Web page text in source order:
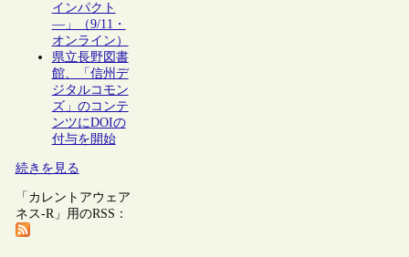
インパクト
―」（9/11・
オンライン）
県立長野図書
館、「信州デ
ジタルコモン
ズ」のコンテ
ンツにDOIの
付与を開始
続きを見る
「カレントアウェア
ネス-R」用のRSS：